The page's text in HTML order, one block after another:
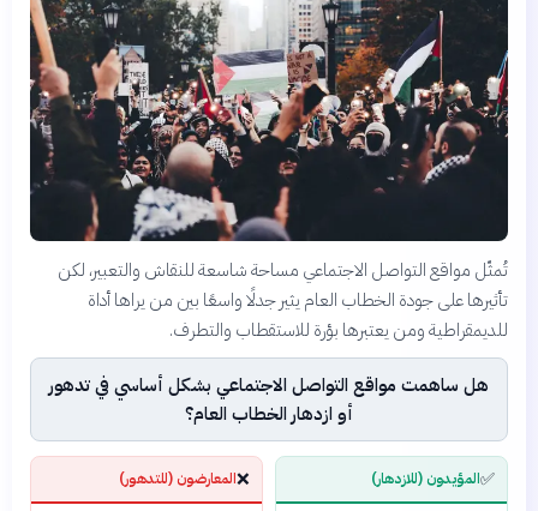
تُمثّل مواقع التواصل الاجتماعي مساحة شاسعة للنقاش والتعبير، لكن
تأثيرها على جودة الخطاب العام يثير جدلًا واسعًا بين من يراها أداة
للديمقراطية ومن يعتبرها بؤرة للاستقطاب والتطرف.
هل ساهمت مواقع التواصل الاجتماعي بشكل أساسي في تدهور
أو ازدهار الخطاب العام؟
✅المؤيدون (للازدهار) ❌المعارضون (للتدهور)